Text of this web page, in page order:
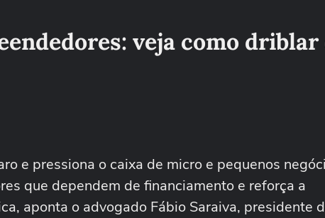
veja como driblar
e pressiona o caixa de micro e pequenos
que dependem de financiamento e reforça a
aponta o advogado Fábio Saraiva, presidente